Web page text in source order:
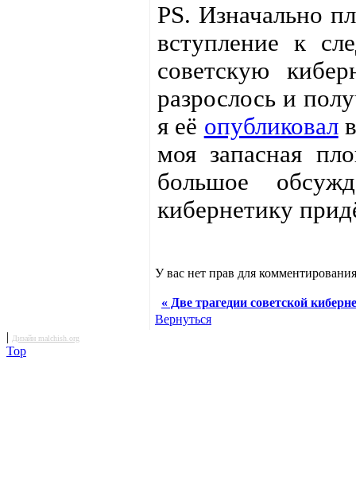
PS. Изначально
вступление к
советскую
разрослось и
я её опубликовалв
моя запасная
большое
кибернетику
У вас нет прав для
« Две трагедии советской
Вернуться
| Дизайн malchish.org
Top